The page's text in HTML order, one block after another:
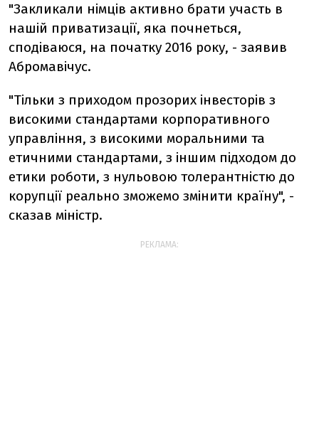
"Закликали німців активно брати участь в
нашій приватизації, яка почнеться,
сподіваюся, на початку 2016 року, - заявив
Абромавічус.
"Тільки з приходом прозорих інвесторів з
високими стандартами корпоративного
управління, з високими моральними та
етичними стандартами, з іншим підходом до
етики роботи, з нульовою толерантністю до
корупції реально зможемо змінити країну", -
сказав міністр.
РЕКЛАМА: